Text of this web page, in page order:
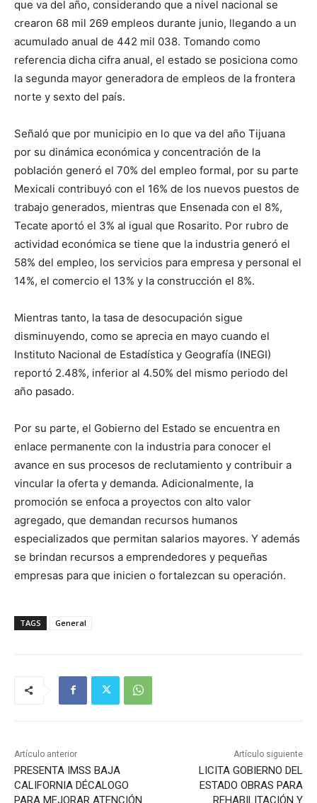
que va del año, considerando que a nivel nacional se
crearon 68 mil 269 empleos durante junio, llegando a un
acumulado anual de 442 mil 038. Tomando como
referencia dicha cifra anual, el estado se posiciona como
la segunda mayor generadora de empleos de la frontera
norte y sexto del país.
Señaló que por municipio en lo que va del año Tijuana
por su dinámica económica y concentración de la
población generó el 70% del empleo formal, por su parte
Mexicali contribuyó con el 16% de los nuevos puestos de
trabajo generados, mientras que Ensenada con el 8%,
Tecate aportó el 3% al igual que Rosarito. Por rubro de
actividad económica se tiene que la industria generó el
58% del empleo, los servicios para empresa y personal el
14%, el comercio el 13% y la construcción el 8%.
Mientras tanto, la tasa de desocupación sigue
disminuyendo, como se aprecia en mayo cuando el
Instituto Nacional de Estadística y Geografía (INEGI)
reportó 2.48%, inferior al 4.50% del mismo periodo del
año pasado.
Por su parte, el Gobierno del Estado se encuentra en
enlace permanente con la industria para conocer el
avance en sus procesos de reclutamiento y contribuir a
vincular la oferta y demanda. Adicionalmente, la
promoción se enfoca a proyectos con alto valor
agregado, que demandan recursos humanos
especializados que permitan salarios mayores. Y además
se brindan recursos a emprendedores y pequeñas
empresas para que inicien o fortalezcan su operación.
TAGS General
Artículo anterior
PRESENTA IMSS BAJA
CALIFORNIA DÉCALOGO
PARA MEJORAR ATENCIÓN
Artículo siguiente
LICITA GOBIERNO DEL
ESTADO OBRAS PARA
REHABILITACIÓN Y